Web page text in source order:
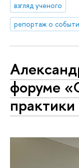
взгляд ученого
репортаж о
форуме